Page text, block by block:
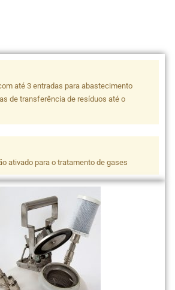
até 3 entradas para abastecimento
de transferência de resíduos até o
ativado para o tratamento de gases